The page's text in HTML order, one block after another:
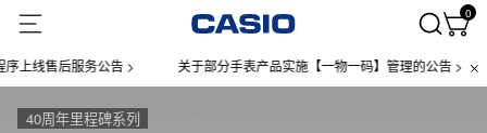
0
后服务公告 > 关于部分手表产品实施【一物一码】管理的公告 > 微信
40周年里程碑系列